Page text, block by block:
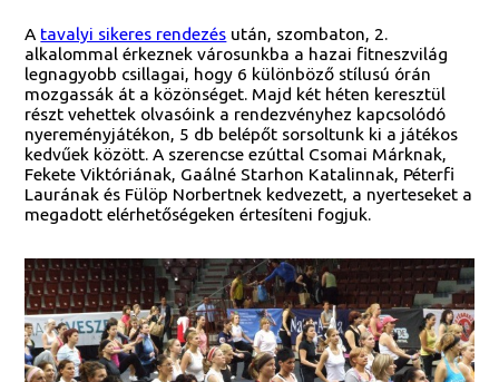
A tavalyi sikeres rendezés után, szombaton, 2.
alkalommal érkeznek városunkba a hazai fitneszvilág
legnagyobb csillagai, hogy 6 különböző stílusú órán
mozgassák át a közönséget. Majd két héten keresztül
részt vehettek olvasóink a rendezvényhez kapcsolódó
nyereményjátékon, 5 db belépőt sorsoltunk ki a játékos
kedvűek között. A szerencse ezúttal Csomai Márknak,
Fekete Viktóriának, Gaálné Starhon Katalinnak, Péterfi
Laurának és Fülöp Norbertnek kedvezett, a nyerteseket a
megadott elérhetőségeken értesíteni fogjuk.